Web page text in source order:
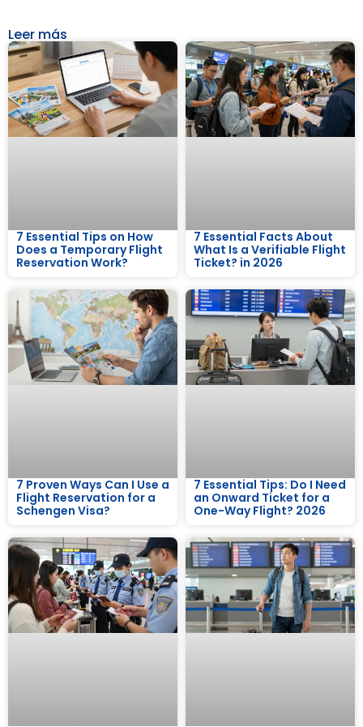
Leer más
7 Essential Tips on How
Does a Temporary Flight
Reservation Work?
7 Essential Facts About
What Is a Verifiable Flight
Ticket? in 2026
7 Proven Ways Can I Use a
Flight Reservation for a
Schengen Visa?
7 Essential Tips: Do I Need
an Onward Ticket for a
One-Way Flight? 2026